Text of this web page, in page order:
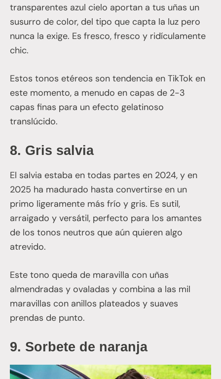
transparentes azul cielo aportan a tus uñas un
susurro de color, del tipo que capta la luz pero
nunca la exige. Es fresco, fresco y ridículamente
chic.
Estos tonos etéreos son tendencia en TikTok en
este momento, a menudo en capas de 2-3
capas finas para un efecto gelatinoso
translúcido.
8. Gris salvia
El salvia estaba en todas partes en 2024, y en
2025 ha madurado hasta convertirse en un
primo ligeramente más frío y gris. Es sutil,
arraigado y versátil, perfecto para los amantes
de los tonos neutros que aún quieren algo
atrevido.
Este tono queda de maravilla con uñas
almendradas y ovaladas y combina a las mil
maravillas con anillos plateados y suaves
prendas de punto.
9. Sorbete de naranja